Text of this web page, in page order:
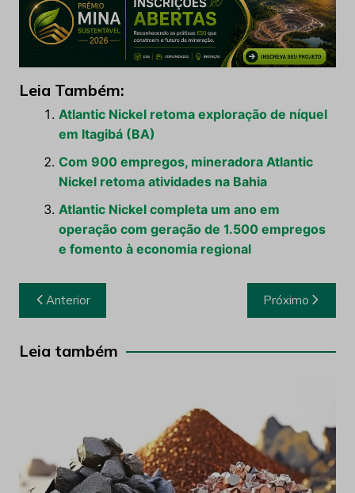
Leia Também:
Atlantic Nickel retoma exploração de níquel
em Itagibá (BA)
Com 900 empregos, mineradora Atlantic
Nickel retoma atividades na Bahia
Atlantic Nickel completa um ano em
operação com geração de 1.500 empregos
e fomento à economia regional
Navegação
de
Post
Anterior Próximo
Leia também